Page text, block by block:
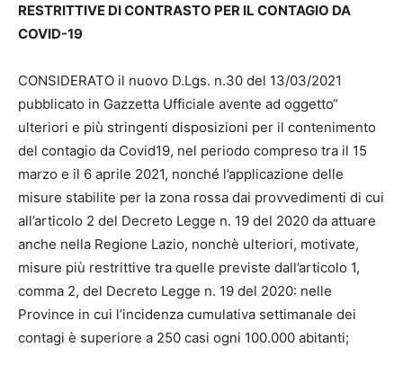
RESTRITTIVE DI CONTRASTO PER IL CONTAGIO DA
COVID-19
CONSIDERATO il nuovo D.Lgs. n.30 del 13/03/2021
pubblicato in Gazzetta Ufficiale avente ad oggetto“
ulteriori e più stringenti disposizioni per il contenimento
del contagio da Covid19, nel periodo compreso tra il 15
marzo e il 6 aprile 2021, nonché l’applicazione delle
misure stabilite per la zona rossa dai provvedimenti di cui
all’articolo 2 del Decreto Legge n. 19 del 2020 da attuare
anche nella Regione Lazio, nonchè ulteriori, motivate,
misure più restrittive tra quelle previste dall’articolo 1,
comma 2, del Decreto Legge n. 19 del 2020: nelle
Province in cui l’incidenza cumulativa settimanale dei
contagi è superiore a 250 casi ogni 100.000 abitanti;